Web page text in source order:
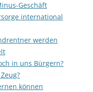
Geschäft
international
werden
in uns Bürgern?
können